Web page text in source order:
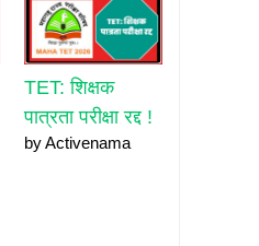
TET: शिक्षक
पात्रता परीक्षा रद्द !
by Activenama